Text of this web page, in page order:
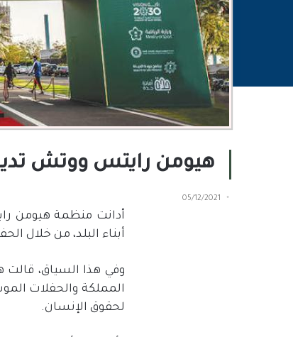
هيومن رايتس ووتش
05/12/2021
أدانت منظمة هيومن
أبناء البلد، من خلال
لحقوق الإنسان.